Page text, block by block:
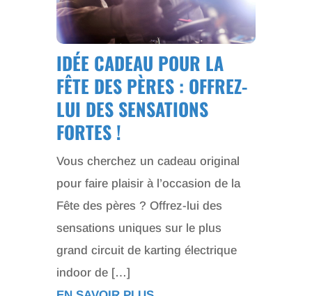
IDÉE CADEAU POUR LA
FÊTE DES PÈRES : OFFREZ-
LUI DES SENSATIONS
FORTES !
Vous cherchez un cadeau original
pour faire plaisir à l’occasion de la
Fête des pères ? Offrez-lui des
sensations uniques sur le plus
grand circuit de karting électrique
indoor de […]